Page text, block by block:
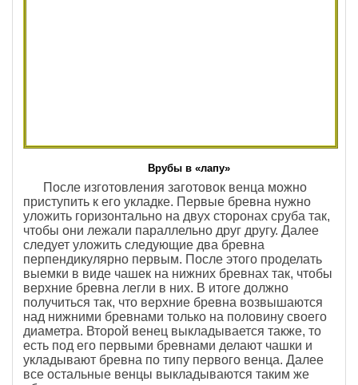
Врубы в «лапу»
После изготовления заготовок венца можно
приступить к его укладке. Первые бревна нужно
уложить горизонтально на двух сторонах сруба так,
чтобы они лежали параллельно друг другу. Далее
следует уложить следующие два бревна
перпендикулярно первым. После этого проделать
выемки в виде чашек на нижних бревнах так, чтобы
верхние бревна легли в них. В итоге должно
получиться так, что верхние бревна возвышаются
над нижними бревнами только на половину своего
диаметра. Второй венец выкладывается также, то
есть под его первыми бревнами делают чашки и
укладывают бревна по типу первого венца. Далее
все остальные венцы выкладываются таким же